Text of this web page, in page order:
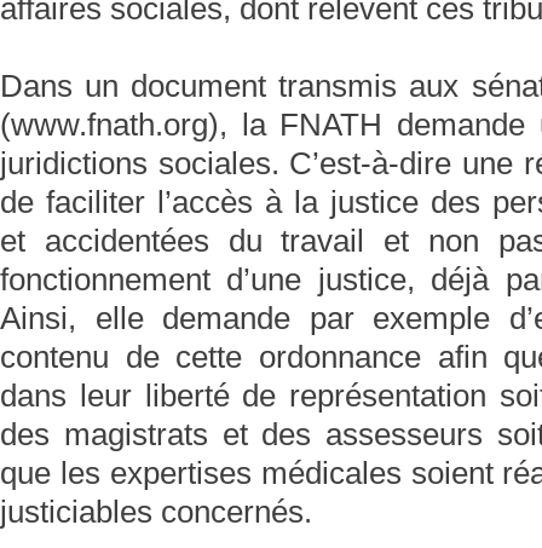
affaires sociales, dont relèvent ces
Dans un document transmis aux
(www.fnath.org), la FNATH
juridictions sociales. C’est-à-dire une
de faciliter l’accès à la justice des
et accidentées du travail et non
fonctionnement d’une justice, déjà
Ainsi, elle demande par exemple
contenu de cette ordonnance afin
dans leur liberté de représentation
des magistrats et des assesseurs
que les expertises médicales soient
justiciables concernés.